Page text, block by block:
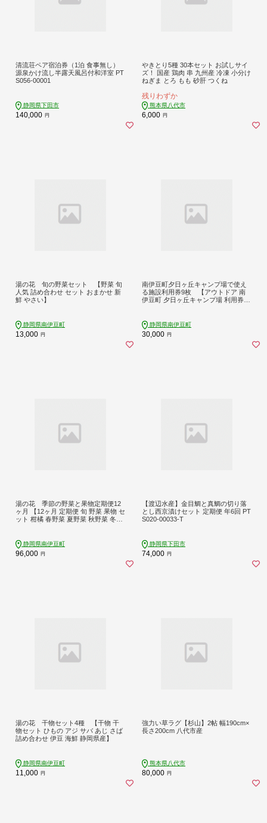
清流荘ペア宿泊券（1泊 食事無し）
源泉かけ流し半露天風呂付和洋室 PT
S056-00001
静岡県下田市
140,000 円
やきとり5種 30本セット お試しサイ
ズ！ 国産 鶏肉 串 九州産 冷凍 小分け
ねぎま とろ もも 砂肝 つくね
残りわずか
熊本県八代市
6,000 円
湯の花 旬の野菜セット 【野菜 旬
人気 詰め合わせ セット おまかせ 新
鮮 やさい】
静岡県南伊豆町
13,000 円
南伊豆町夕日ヶ丘キャンプ場で使え
る施設利用券9枚 【アウトドア 南
伊豆町 夕日ヶ丘キャンプ場 利用券
静岡県南伊豆町
30,000 円
湯の花 季節の野菜と果物定期便12
ヶ月 【12ヶ月 定期便 旬 野菜 果物 セ
ット 柑橘 春野菜 夏野菜 秋野菜 冬野
静岡県南伊豆町
96,000 円
【渡辺水産】金目鯛と真鯛の切り落
とし西京漬けセット 定期便 年6回 PT
S020-00033-T
静岡県下田市
74,000 円
湯の花 干物セット4種 【干物 干
物セット ひもの アジ サバ あじ さば
詰め合わせ 伊豆 海鮮 静岡県産】
静岡県南伊豆町
11,000 円
強力い草ラグ【杉山】2帖 幅190cm×
長さ200cm 八代市産
熊本県八代市
80,000 円